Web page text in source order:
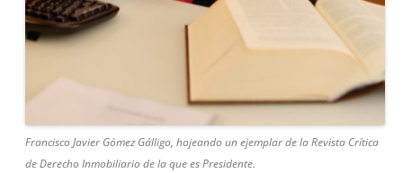
Francisco Javier Gómez Gálligo, hojeando un ejemplar de la Revista Crítica
de Derecho Inmobiliario de la que es Presidente.